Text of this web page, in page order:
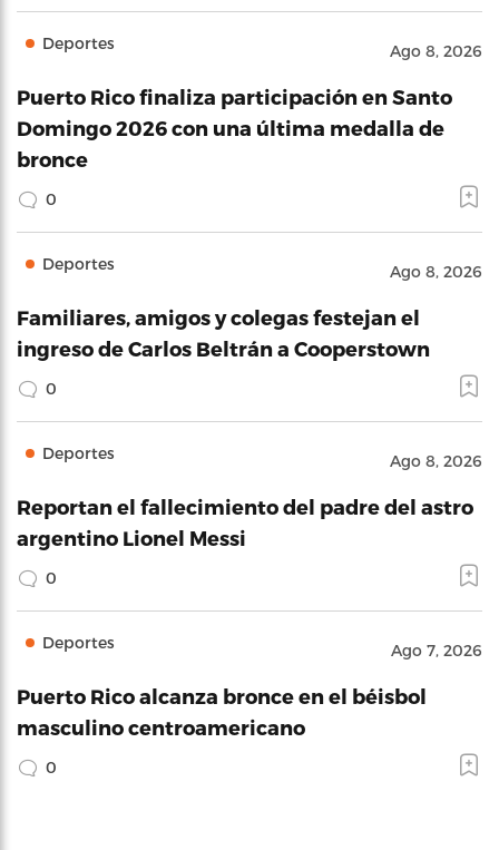
Deportes Ago 8, 2026
Puerto Rico finaliza participación en Santo
Domingo 2026 con una última medalla de
bronce
0
Deportes Ago 8, 2026
Familiares, amigos y colegas festejan el
ingreso de Carlos Beltrán a Cooperstown
0
Deportes Ago 8, 2026
Reportan el fallecimiento del padre del astro
argentino Lionel Messi
0
Deportes Ago 7, 2026
Puerto Rico alcanza bronce en el béisbol
masculino centroamericano
0